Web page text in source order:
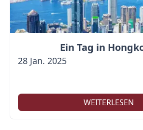
Ein Tag in
28 Jan. 2025
WEITERLESEN